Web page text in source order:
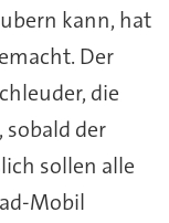
kann, hat
Der
die
der
sollen alle
Mobil